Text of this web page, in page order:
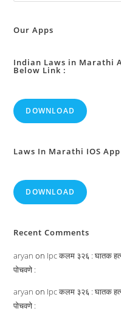
Our Apps
Indian Laws in Marathi
Below Link :
DOWNLOAD
Laws In Marathi IOS
DOWNLOAD
Recent Comments
aryan on Ipc कलम ३२६ : घातक
पोचवणे :
aryan on Ipc कलम ३२६ : घातक
पोचवणे :